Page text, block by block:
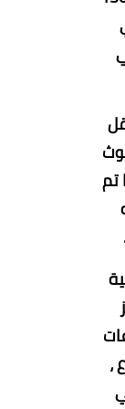
تم
المركز 23 مشروع ،